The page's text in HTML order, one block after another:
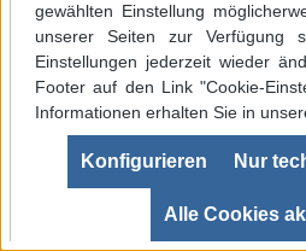
P510WD-16
Lötspitze ERSA
mit Hohlkehle (
Dauerlötspitze ERSA 0102WDLF16 Ø 1,6mm
passend für folgende
Nano und i-Tool-Pico (i-
PICO, i-CON, i-CON1, i-
Werkzeugleiste anzeigen
gewählten Einstellung
unserer Seiten zur Verfügung
Einstellungen jederzeit wieder
Footer auf den Link "Cookie-
Informationen erhalten Sie in
Nur
Konfigurieren
Alle Cookies
SEHR GUT
Bewertungen bei: ebay.de,
Informationen zur Echtheit der